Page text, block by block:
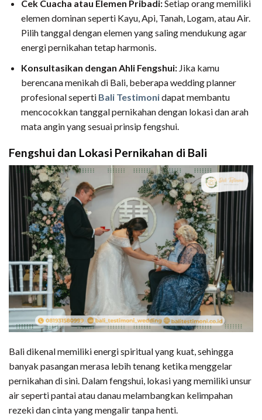
Cek Cuacha atau Elemen Pribadi:Setiap orang memiliki
elemen dominan seperti Kayu, Api, Tanah, Logam, atau Air.
Pilih tanggal dengan elemen yang saling mendukung agar
energi pernikahan tetap harmonis.
Konsultasikan dengan Ahli Fengshui:Jika kamu
berencana menikah di Bali, beberapa wedding planner
profesional seperti Bali Testimonidapat membantu
mencocokkan tanggal pernikahan dengan lokasi dan arah
mata angin yang sesuai prinsip fengshui.
Fengshui dan Lokasi Pernikahan di Bali
Bali dikenal memiliki energi spiritual yang kuat, sehingga
banyak pasangan merasa lebih tenang ketika menggelar
pernikahan di sini. Dalam fengshui, lokasi yang memiliki unsur
air seperti pantai atau danau melambangkan kelimpahan
rezeki dan cinta yang mengalir tanpa henti.